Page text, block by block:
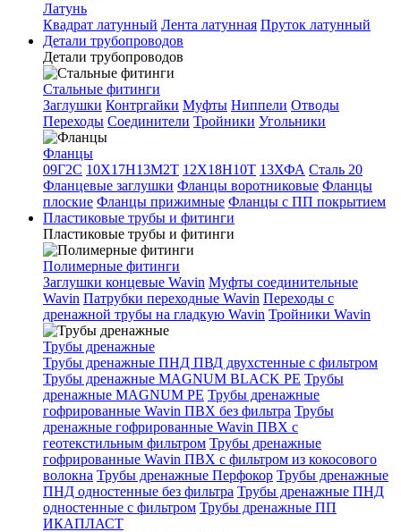
Латунь
Квадрат латунный Лента латунная Пруток латунный
Детали трубопроводов
Детали трубопроводов
Стальные фитинги
Заглушки Контргайки Муфты Ниппели Отводы
Переходы Соединители Тройники Угольники
Фланцы
09Г2С 10Х17Н13М2Т 12Х18Н10Т 13ХФА Сталь 20
Фланцевые заглушки Фланцы воротниковые Фланцы
плоские Фланцы прижимные Фланцы с ПП покрытием
Пластиковые трубы и фитинги
Пластиковые трубы и фитинги
Полимерные фитинги
Заглушки концевые Wavin Муфты соединительные
Wavin Патрубки переходные Wavin Переходы с
дренажной трубы на гладкую Wavin Тройники Wavin
Трубы дренажные
Трубы дренажные ПНД ПВД двухстенные с фильтром
Трубы дренажные MAGNUM BLACK PE Трубы
дренажные MAGNUM PE Трубы дренажные
гофрированные Wavin ПВХ без фильтра Трубы
дренажные гофрированные Wavin ПВХ с
геотекстильным фильтром Трубы дренажные
гофрированные Wavin ПВХ с фильтром из кокосового
волокна Трубы дренажные Перфокор Трубы дренажные
ПНД одностенные без фильтра Трубы дренажные ПНД
одностенные с фильтром Трубы дренажные ПП
ИКАПЛАСТ